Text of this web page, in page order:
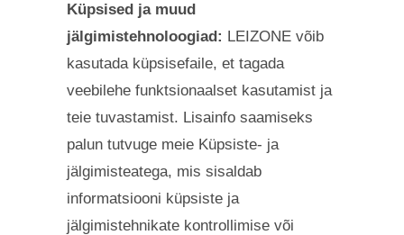
Küpsised ja muud
jälgimistehnoloogiad: LEIZONE võib
kasutada küpsisefaile, et tagada
veebilehe funktsionaalset kasutamist ja
teie tuvastamist. Lisainfo saamiseks
palun tutvuge meie Küpsiste- ja
jälgimisteatega, mis sisaldab
informatsiooni küpsiste ja
jälgimistehnikate kontrollimise või